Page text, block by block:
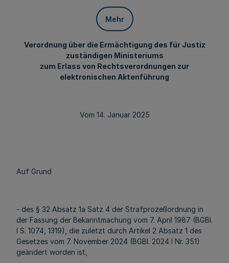
Mehr
Verordnung über die Ermächtigung des für Justiz
zuständigen Ministeriums
zum Erlass von Rechtsverordnungen zur
elektronischen Aktenführung
Vom 14. Januar 2025
Auf Grund
- des § 32 Absatz 1a Satz 4 der Strafprozeßordnung in
der Fassung der Bekanntmachung vom 7. April 1987 (BGBl.
I S. 1074, 1319), die zuletzt durch Artikel 2 Absatz 1 des
Gesetzes vom 7. November 2024 (BGBl. 2024 I Nr. 351)
geändert worden ist,